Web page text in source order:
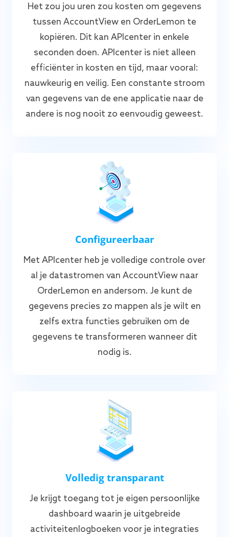
Het zou jou uren zou kosten om gegevens
tussen AccountView en OrderLemon te
kopiëren. Dit kan APIcenter in enkele
seconden doen. APIcenter is niet alleen
efficiënter in kosten en tijd, maar vooral:
nauwkeurig en veilig. Een constante stroom
van gegevens van de ene applicatie naar de
andere is nog nooit zo eenvoudig geweest.
Configureerbaar
Met APIcenter heb je volledige controle over
al je datastromen van AccountView naar
OrderLemon en andersom. Je kunt de
gegevens precies zo mappen als je wilt en
zelfs extra functies gebruiken om de
gegevens te transformeren wanneer dit
nodig is.
Volledig transparant
Je krijgt toegang tot je eigen persoonlijke
dashboard waarin je uitgebreide
activiteitenlogboeken voor je integraties